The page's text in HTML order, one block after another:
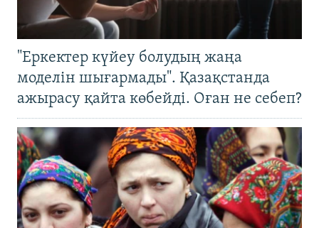
"Еркектер күйеу болудың жаңа
моделін шығармады". Қазақстанда
ажырасу қайта көбейді. Оған не себеп?